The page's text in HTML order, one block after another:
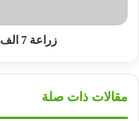
زراعة 7 الف فدان قطن بالسوكي
مقالات ذات صلة